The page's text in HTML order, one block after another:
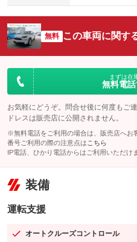
無料 この車両に関す
まずは在
無料電
お気軽にどうぞ。問合せ後に何度もご
ドレスは販売店に公開されません。
※無料電話をご利用の場合は、販売店へお
番号ご利用の際の注意点は こちら
IP電話、ひかり電話からはご利用いただけ
装備
運転支援
オートクルーズコントロール
：装備あり